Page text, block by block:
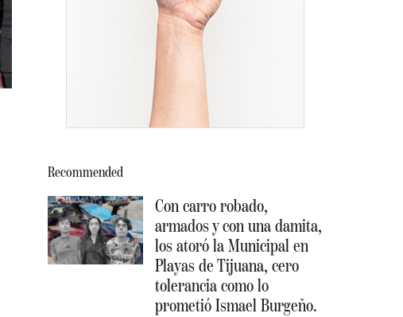
Recommended
Con carro robado,
armados y con una damita,
los atoró la Municipal en
Playas de Tijuana, cero
tolerancia como lo
prometió Ismael Burgeño.